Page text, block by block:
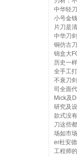
中华轻
小号金
片刀是
中华刀
铜仿古
锦盒大
历史一
全手工
不衰刀
司全面
Mick及
研究及
款式没
刀这些
场如市
er杜安
工程师